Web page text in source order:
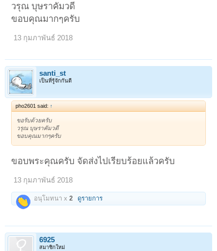
วรุณ บุษราคัมวดี
ขอบคุณมากๆครับ
13 กุมภาพันธ์ 2018
santi_st
เป็นที่รู้จักกันดี
pho2601 said: ↑
ขอรับด้วยครับ
วรุณ บุษราคัมวดี
ขอบคุณมากๆครับ
ขอบพระคุณครับ จัดส่งไปเรียบร้อยแล้วครับ
13 กุมภาพันธ์ 2018
อนุโมทนา x2 ดูรายการ
6925
สมาชิกใหม่